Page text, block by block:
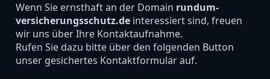
Wenn Sie ernsthaft an der Domain rundum-
versicherungsschutz.deinteressiert sind, freuen
wir uns über Ihre Kontaktaufnahme.
Rufen Sie dazu bitte über den folgenden Button
unser gesichertes Kontaktformular auf.